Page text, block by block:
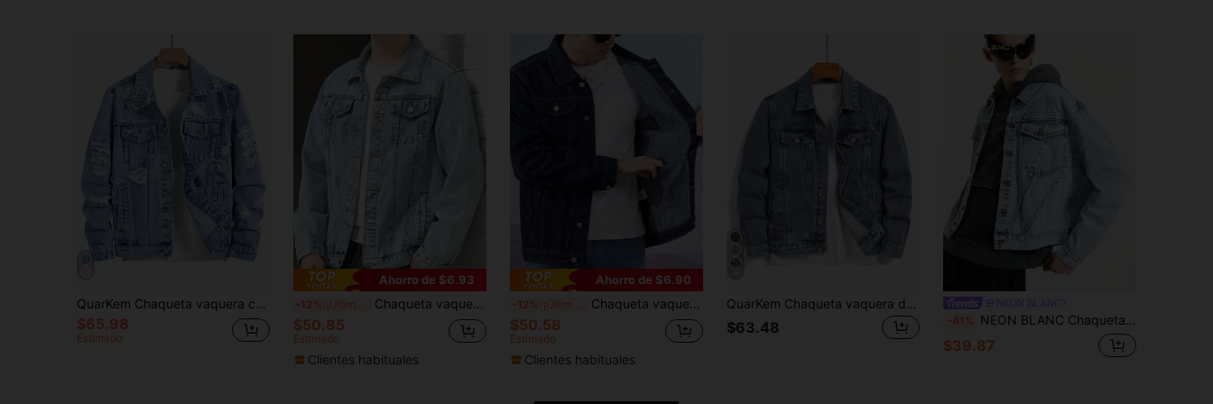
QuarKem Chaqueta vaquera casual de manga larga con botones y bolsillos desgastados para hombre, para el otoño
$65.98
Estimado
Ahorro de $6.93
-12% ¡Últimos 3 días Chaqueta vaquera de manga larga casual y gruesa de estilo gótico para hombres, estilo callejero, otoño/primavera
$50.85
Estimado
Clientes habituales
Ahorro de $6.90
-12% ¡Últimos 3 días Chaqueta vaquera de manga larga de estilo gótico para hombre, de moda callejera, para primavera/otoño
$50.58
Estimado
Clientes habituales
QuarKem Chaqueta vaquera de manga larga casual lavada para hombre, para primavera y otoño
$63.48 -41% NEON BLANC Chaqueta vaquera de manga larga y azul claro de vestir informal para hombre
$39.87